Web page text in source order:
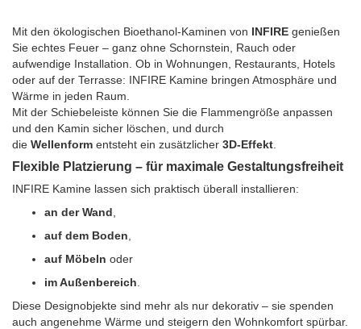
Mit den ökologischen Bioethanol-Kaminen von INFIRE genießen
Sie echtes Feuer – ganz ohne Schornstein, Rauch oder
aufwendige Installation. Ob in Wohnungen, Restaurants, Hotels
oder auf der Terrasse: INFIRE Kamine bringen Atmosphäre und
Wärme in jeden Raum.
Mit der Schiebeleiste können Sie die Flammengröße anpassen
und den Kamin sicher löschen, und durch
die Wellenform entsteht ein zusätzlicher 3D-Effekt
Flexible Platzierung – für maximale Gestaltungsfreiheit
INFIRE Kamine lassen sich praktisch überall installieren:
an der Wand
auf dem Boden
auf Möbeln oder
im Außenbereich
Diese Designobjekte sind mehr als nur dekorativ – sie spenden
auch angenehme Wärme und steigern den Wohnkomfort spürbar.